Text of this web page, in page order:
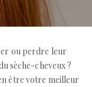
ou perdre leur
sèche-cheveux ?
être votre meilleur